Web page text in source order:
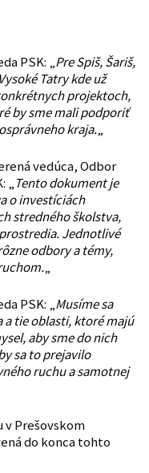
PSK: „Pre Spiš, Šariš,
Tatry kde už
projektoch,
by sme mali podporiť
kraja.„
vedúca, Odbor
„Tento dokument je
o investíciách
stredného školstva,
Jednotlivé
odbory a témy,
„
PSK: „Musíme sa
a tie oblasti, ktoré majú
aby sme do nich
sa to prejavilo
ruchu a samotnej
Prešovskom
do konca tohto